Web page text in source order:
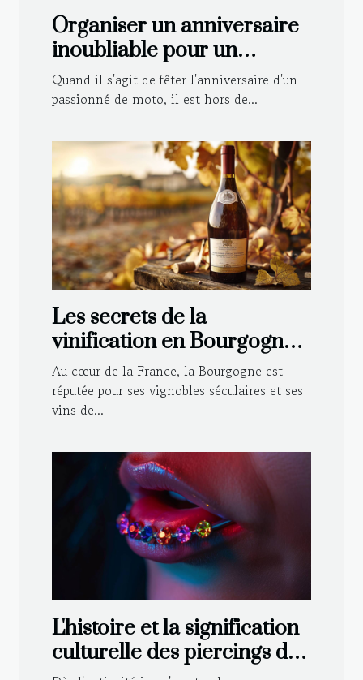
Organiser un anniversaire
inoubliable pour un
motard : astuces et idées
déco
Quand il s'agit de fêter l'anniversaire d'un
passionné de moto, il est hors de...
Les secrets de la
vinification en Bourgogne :
Techniques traditionnelles
et modernes
Au cœur de la France, la Bourgogne est
réputée pour ses vignobles séculaires et ses
vins de...
L'histoire et la signification
culturelle des piercings de